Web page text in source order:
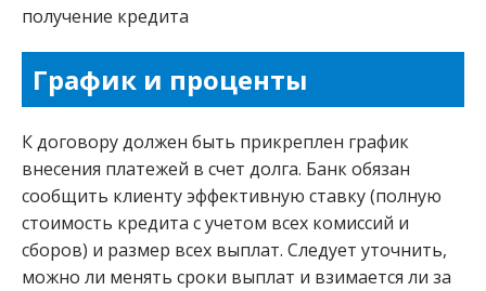
График и проценты
К договору должен быть прикреплен график
внесения платежей в счет долга. Банк обязан
сообщить клиенту эффективную ставку (полную
стоимость кредита с учетом всех комиссий и
сборов) и размер всех выплат. Следует уточнить,
можно ли менять сроки выплат и взимается ли за